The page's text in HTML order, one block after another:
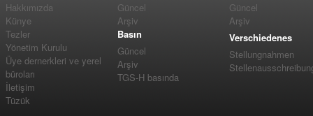
Hakkımızda
Künye
Tezler
Yönetim Kurulu
Üye dernerkleri ve yerel
büroları
İletişim
Tüzük
Güncel
Arşiv
Basın
Güncel
Arşiv
TGS-H basında
Güncel
Arşiv
Verschiedenes
Stellungnahmen